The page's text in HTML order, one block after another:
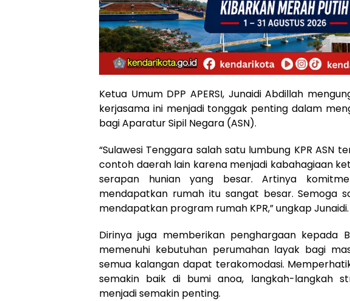
Ketua Umum DPP APERSI, Junaidi Abdillah
kerjasama ini menjadi tonggak penting dalam
bagi Aparatur Sipil Negara (ASN).
“Sulawesi Tenggara salah satu lumbung KPR ASN
contoh daerah lain karena menjadi kabahagiaan
serapan hunian yang besar. Artinya
mendapatkan rumah itu sangat besar. Semoga
mendapatkan program rumah KPR,” ungkap Junaidi.
Dirinya juga memberikan penghargaan kepada
memenuhi kebutuhan perumahan layak bagi
semua kalangan dapat terakomodasi.
semakin baik di bumi anoa, langkah-langkah
menjadi semakin penting.